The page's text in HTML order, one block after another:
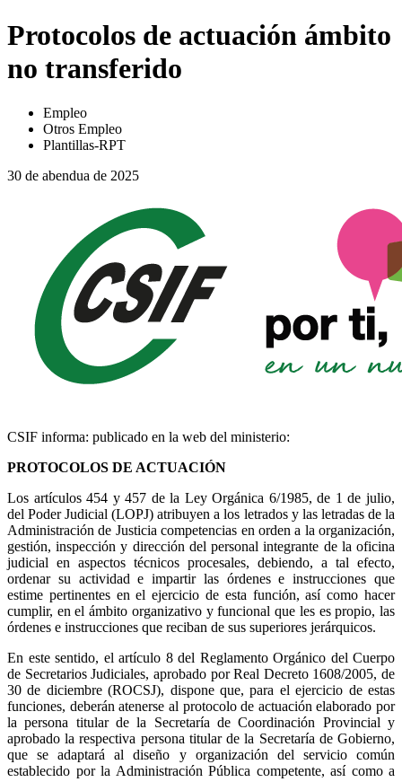
Protocolos de actuación ámbito
no transferido
Empleo
Otros Empleo
Plantillas-RPT
30 de abendua de 2025
CSIF informa: publicado en la web del ministerio:
PROTOCOLOS DE ACTUACIÓN
Los artículos 454 y 457 de la Ley Orgánica 6/1985, de 1 de julio,
del Poder Judicial (LOPJ) atribuyen a los letrados y las letradas de la
Administración de Justicia competencias en orden a la organización,
gestión, inspección y dirección del personal integrante de la oficina
judicial en aspectos técnicos procesales, debiendo, a tal efecto,
ordenar su actividad e impartir las órdenes e instrucciones que
estime pertinentes en el ejercicio de esta función, así como hacer
cumplir, en el ámbito organizativo y funcional que les es propio, las
órdenes e instrucciones que reciban de sus superiores jerárquicos.
En este sentido, el artículo 8 del Reglamento Orgánico del Cuerpo
de Secretarios Judiciales, aprobado por Real Decreto 1608/2005, de
30 de diciembre (ROCSJ), dispone que, para el ejercicio de estas
funciones, deberán atenerse al protocolo de actuación elaborado por
la persona titular de la Secretaría de Coordinación Provincial y
aprobado la respectiva persona titular de la Secretaría de Gobierno,
que se adaptará al diseño y organización del servicio común
establecido por la Administración Pública competente, así como a